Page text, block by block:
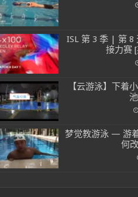
ISL 第 3 季 | 第 8
接力赛
【云游泳】下着
梦觉教游泳 — 游
何